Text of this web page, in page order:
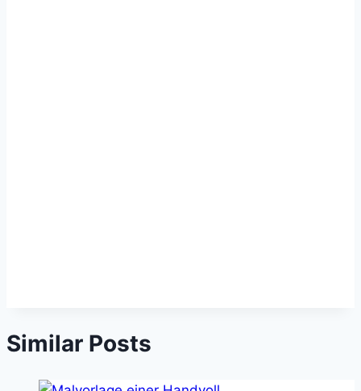
Similar Posts